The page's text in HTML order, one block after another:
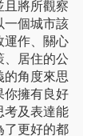
且將所觀察
一個城市該
運作、關心
、居住的公
的角度來思
你擁有良好
考及表達能
了更好的都